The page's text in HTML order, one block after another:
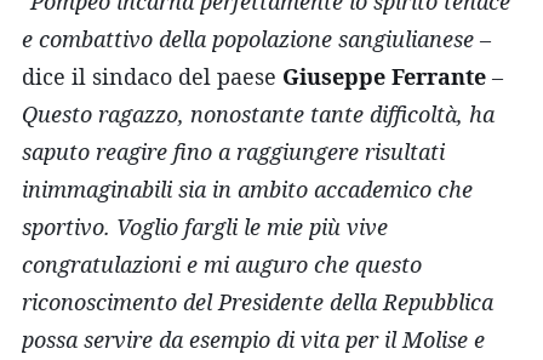
e combattivo della popolazione sangiulianese –
dice il sindaco del paese Giuseppe Ferrante –
Questo ragazzo, nonostante tante difficoltà, ha
saputo reagire fino a raggiungere risultati
inimmaginabili sia in ambito accademico che
sportivo. Voglio fargli le mie più vive
congratulazioni e mi auguro che questo
riconoscimento del Presidente della Repubblica
possa servire da esempio di vita per il Molise e